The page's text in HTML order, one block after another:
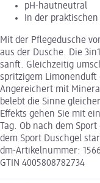
pH-hautneutral
In der
Mit der Pflegedusche
aus der Dusche. Die
sanft. Gleichzeitig
spritzigem Limonenduft
Angereichert mit
belebt die Sinne
Effekts gehen Sie mit
Tag. Ob nach dem
dem Sport Duschgel
dm-Artikelnummer:
GTIN 4005808782734